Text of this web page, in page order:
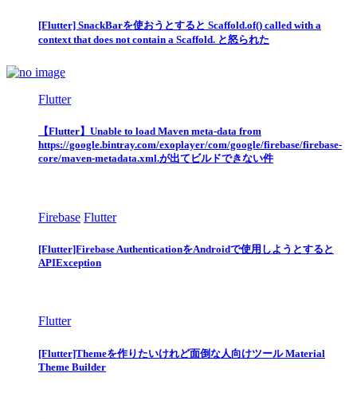
[Flutter] SnackBarを使おうとすると Scaffold.of() called with a
context that does not contain a Scaffold. と怒られた
Flutter
【Flutter】Unable to load Maven meta-data from
https://google.bintray.com/exoplayer/com/google/firebase/firebase-
core/maven-metadata.xml.が出てビルドできない件
Firebase Flutter
[Flutter]Firebase AuthenticationをAndroidで使用しようとすると
APIException
Flutter
[Flutter]Themeを作りたいけれど面倒な人向けツール Material
Theme Builder